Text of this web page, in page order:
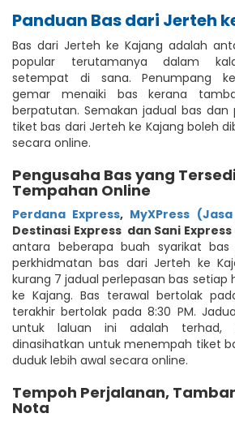
Panduan Bas dari Jerteh
Bas dari Jerteh ke Kajang adalah
popular terutamanya dalam
setempat di sana. Penumpang
gemar menaiki bas kerana
berpatutan. Semakan jadual bas dan
tiket bas dari Jerteh ke Kajang boleh
secara online.
Pengusaha Bas yang
Tempahan Online
Perdana Express, MyXPress
Destinasi Express dan Sani
antara beberapa buah syarikat bas
perkhidmatan bas dari Jerteh ke
kurang 7 jadual perlepasan bas setiap
ke Kajang. Bas terawal bertolak
terakhir bertolak pada 8:30 PM.
untuk laluan ini adalah terhad,
dinasihatkan untuk menempah tiket
duduk lebih awal secara online.
Tempoh Perjalanan,
Nota